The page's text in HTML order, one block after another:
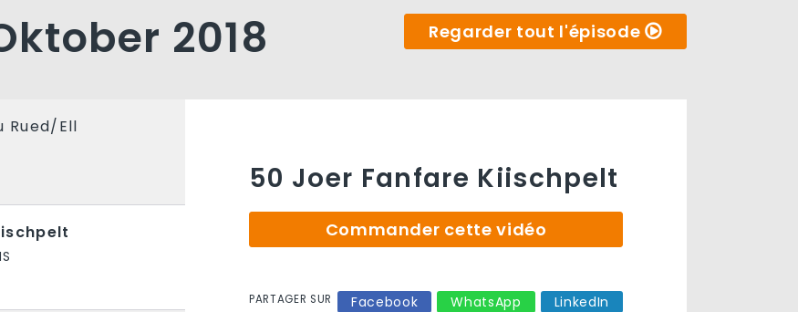
2018 Regarder tout l'épisode
Rued/Ell
50 Joer Fanfare Kiischpelt
Commander cette vidéo
PARTAGER SUR Facebook WhatsApp LinkedIn